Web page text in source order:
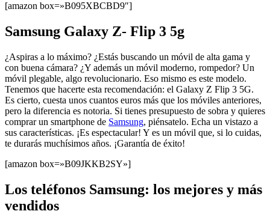
[amazon box=»B095XBCBD9″]
Samsung Galaxy Z- Flip 3 5g
¿Aspiras a lo máximo? ¿Estás buscando un móvil de alta gama y
con buena cámara? ¿Y además un móvil moderno, rompedor? Un
móvil plegable, algo revolucionario. Eso mismo es este modelo.
Tenemos que hacerte esta recomendación: el Galaxy Z Flip 3 5G.
Es cierto, cuesta unos cuantos euros más que los móviles anteriores,
pero la diferencia es notoria. Si tienes presupuesto de sobra y quieres
comprar un smartphone de Samsung, piénsatelo. Echa un vistazo a
sus características. ¡Es espectacular! Y es un móvil que, si lo cuidas,
te durarás muchísimos años. ¡Garantía de éxito!
[amazon box=»B09JKKB2SY»]
Los teléfonos Samsung: los mejores y más
vendidos